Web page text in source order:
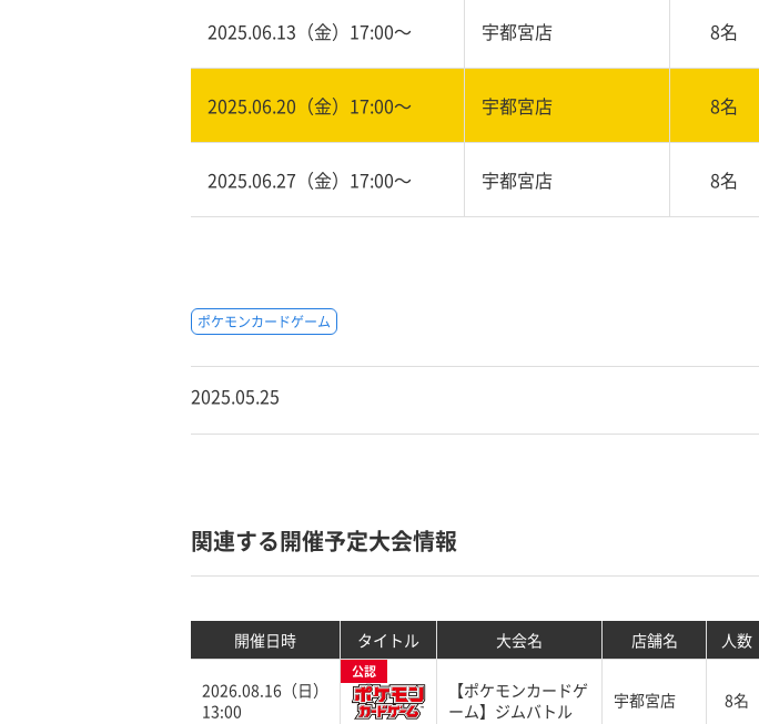
2025.06.13（金）17:00〜 宇都宮店 8名
2025.06.20（金）17:00〜 宇都宮店 8名
2025.06.27（金）17:00〜 宇都宮店 8名
ポケモンカードゲーム
2025.05.25
関連する開催予定大会情報
開催日時 タイトル 大会名 店舗名 人数
2026.08.16（日）
13:00
公認
【ポケモンカードゲ
ーム】ジムバトル
宇都宮店 8名